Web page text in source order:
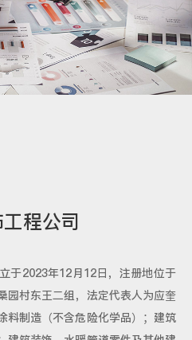
程公司
于2023年12月12日，注册地位于
园村东王二组，法定代表人为应奎
料制造（不含危险化学品）；建筑